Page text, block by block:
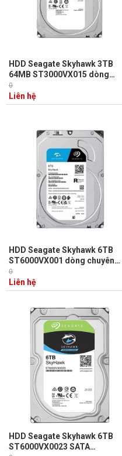
HDD Seagate Skyhawk 3TB
64MB ST3000VX015 dòng
chuyên dụng camera hoạt
động 24/7, tiết kiệm điện năng
0
Liên hệ
HDD Seagate Skyhawk 6TB
ST6000VX001 dòng chuyên
dụng camera hoạt động 24/7,
tiết kiệm điện năng
0
Liên hệ
HDD Seagate Skyhawk 6TB
ST6000VX0023 SATA